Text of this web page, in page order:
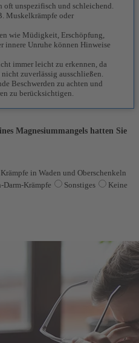
unspezifisch und schleichend.
Muskelkrämpfe oder
wie Müdigkeit, Erschöpfung,
innere Unruhe können Hinweise
immer leicht zu erkennen, da
zuverlässig ausschließen.
Beschwerden zu achten und
zu berücksichtigen.
Magnesiummangels hatten Sie
Krämpfe in Waden und Oberschenkeln
Darm-Krämpfe Sonstiges
Keine